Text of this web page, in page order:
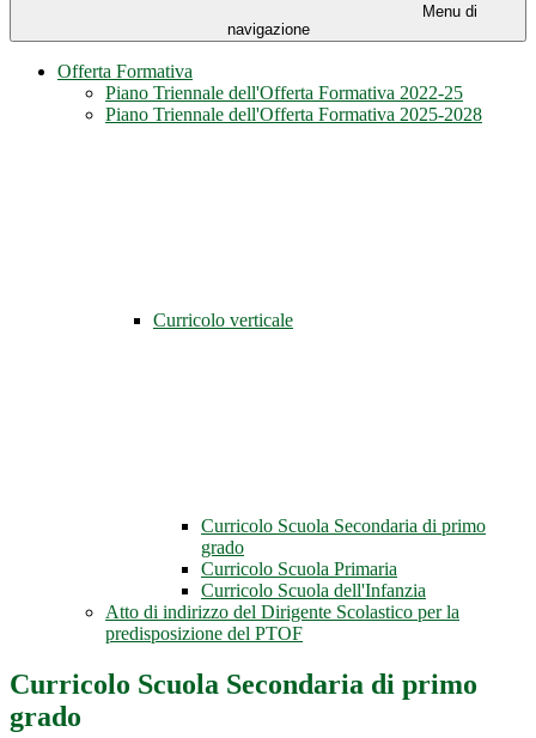
Menu di
navigazione
Offerta Formativa
Piano Triennale dell'Offerta Formativa 2022-25
Piano Triennale dell'Offerta Formativa 2025-2028
Curricolo verticale
Curricolo Scuola Secondaria di primo
grado
Curricolo Scuola Primaria
Curricolo Scuola dell'Infanzia
Atto di indirizzo del Dirigente Scolastico per la
predisposizione del PTOF
Curricolo Scuola Secondaria di primo
grado